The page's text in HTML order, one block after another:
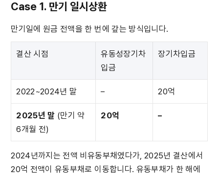
Case 1. 만기 일시상환
만기일에 원금 전액을 한 번에 갚는 방식입니다.
결산 시점
유동성장기차
입금
장기차입금
2022~2024년 말 – 20억
2025년 말 (만기 약
6개월 전)
20억 –
2024년까지는 전액 비유동부채였다가, 2025년 결산에서
20억 전액이 유동부채로 이동합니다. 유동부채가 한 해에